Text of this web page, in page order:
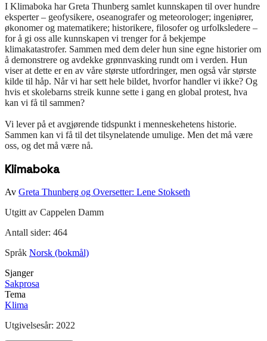
I Klimaboka har Greta Thunberg samlet kunnskapen til over hundre
eksperter – geofysikere, oseanografer og meteorologer; ingeniører,
økonomer og matematikere; historikere, filosofer og urfolksledere –
for å gi oss alle kunnskapen vi trenger for å bekjempe
klimakatastrofer. Sammen med dem deler hun sine egne historier om
å demonstrere og avdekke grønnvasking rundt om i verden. Hun
viser at dette er en av våre største utfordringer, men også vår største
kilde til håp. Når vi har sett hele bildet, hvorfor handler vi ikke? Og
hvis et skolebarns streik kunne sette i gang en global protest, hva
kan vi få til sammen?
Vi lever på et avgjørende tidspunkt i menneskehetens historie.
Sammen kan vi få til det tilsynelatende umulige. Men det må være
oss, og det må være nå.
Klimaboka
Av Greta Thunberg og Oversetter: Lene Stokseth
Utgitt av Cappelen Damm
Antall sider: 464
Språk Norsk (bokmål)
Sjanger
Sakprosa
Tema
Klima
Utgivelsesår: 2022